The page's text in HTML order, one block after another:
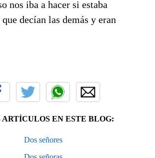
nos iba a hacer si estaba
decían las demás y eran
ARTÍCULOS EN ESTE BLOG:
Dos señores